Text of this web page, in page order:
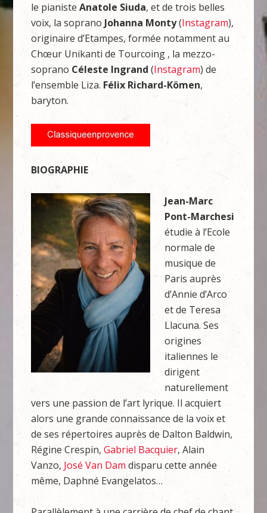
le pianiste Anatole Siuda, et de trois belles
voix, la soprano Johanna Monty(Instagram),
originaire d’Etampes, formée notamment au
Chœur Unikanti de Tourcoing , la mezzo-
soprano Céleste Ingrand (Instagram) de
l’ensemble Liza. Félix Richard-Kömen,
baryton.
BIOGRAPHIE
Jean-Marc
Pont-Marchesi
étudie à l’Ecole
normale de
musique de
Paris auprès
d’Annie d’Arco
et de Teresa
Llacuna. Ses
origines
italiennes le
dirigent
naturellement
vers une passion de l’art lyrique. Il acquiert
alors une grande connaissance de la voix et
de ses répertoires auprès de Dalton Baldwin,
Régine Crespin,Gabriel Bacquier, Alain
Vanzo, José Van Damdisparu cette année
même, Daphné Evangelatos…